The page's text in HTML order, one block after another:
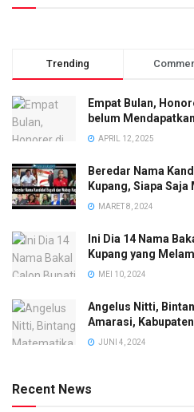
Trending
Empat Bulan,
belum
APRIL 12, 2025
Beredar Nama
Kupang, Siapa Saja
MARET 8, 2024
Ini Dia 14 Nama
Kupang yang
MEI 10, 2024
Angelus Nitti,
Amarasi,
JUNI 4, 2024
Recent News